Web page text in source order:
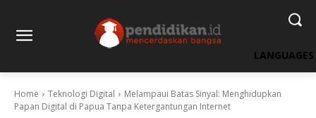
LANGUAGES
Home Teknologi Digital
Melampaui Batas Sinyal: Menghidupkan
Papan Digital di Papua Tanpa Ketergantungan Internet